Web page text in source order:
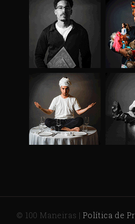
© 100 Maneiras | Política de